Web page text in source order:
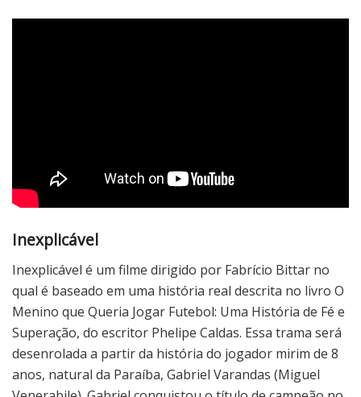
Inexplicável
Inexplicável é um filme dirigido por Fabrício Bittar no
qual é baseado em uma história real descrita no livro O
Menino que Queria Jogar Futebol: Uma História de Fé e
Superação, do escritor Phelipe Caldas. Essa trama será
desenrolada a partir da história do jogador mirim de 8
anos, natural da Paraíba, Gabriel Varandas (Miguel